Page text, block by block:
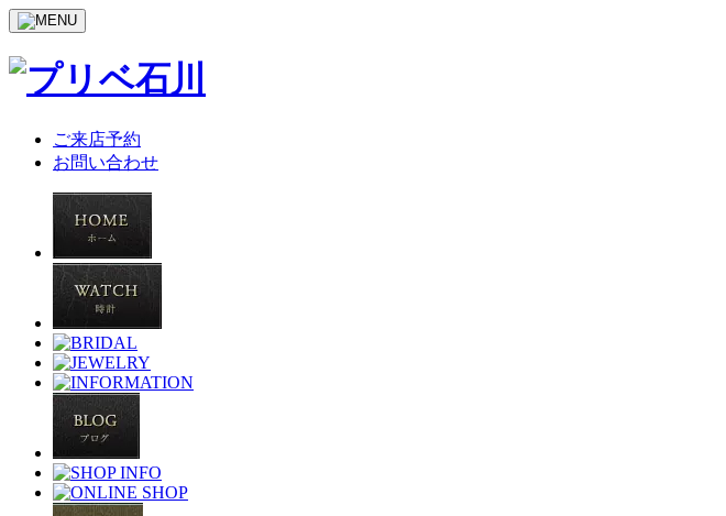
ご来店予約
お問い合わせ